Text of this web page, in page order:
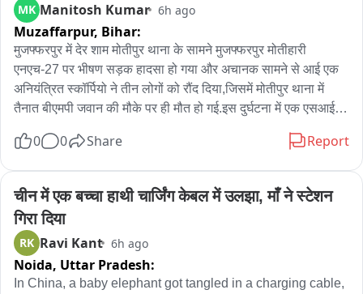
MK Manitosh Kumar 6h ago
Muzaffarpur, Bihar:
मुजफ्फरपुर में देर शाम मोतीपुर थाना के सामने मुजफ्फरपुर मोतीहारी
एनएच-27 पर भीषण सड़क हादसा हो गया और अचानक सामने से आई एक
अनियंत्रित स्कॉर्पियो ने तीन लोगों को रौंद दिया,जिसमें मोतीपुर थाना में
तैनात बीएमपी जवान की मौके पर ही मौत हो गई.इस दुर्घटना में एक एसआई
मच गई और घायलों को तत्काल ईलाज के लिए अस्पताल में भर्ती कराया गया
थाना में तैनात था.वहीं घायलों में मोतीपुर थाना में पदस्थापित एसआई धर्मेंद्र
कुमार और स्थानीय दुकानदार विनोद कुमार पटेल शामिल हैं.दोनों घायलों को
तत्काल इलाज के लिए अस्पताल ले जाया गया, जहां उनकी हालत नाजुक
बताई जा रही है.
घटना की सूचना मिलते ही पुलिस मौके पर पहुंच कर कारवाई सुरु कर दी
0 0 Share Report
चीन में एक बच्चा हाथी चार्जिंग केबल में उलझा, माँ ने स्टेशन
गिरा दिया
RK Ravi Kant 6h ago
Noida, Uttar Pradesh:
In China, a baby elephant got tangled in a charging cable,